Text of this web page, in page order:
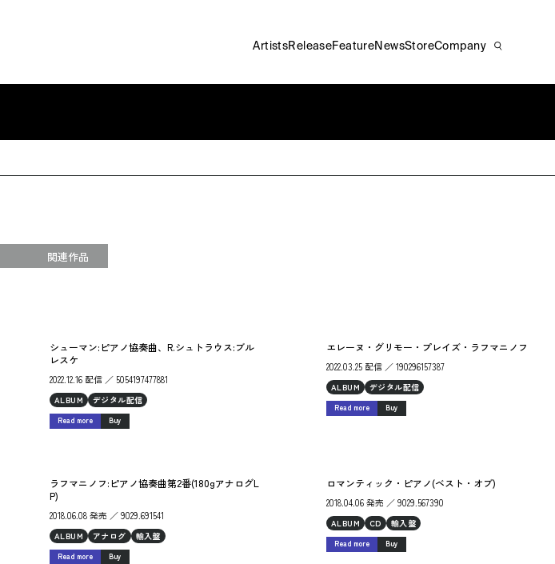
関連作品
シューマン:ピアノ協奏曲、R.シュトラウス:ブル
レスケ
2022.12.16 配信 ／ 5054197477881
ALBUM デジタル配信
Read more Buy
エレーヌ・グリモー・プレイズ・ラフマニノフ
2022.03.25 配信 ／ 190296157387
ALBUM デジタル配信
Read more Buy
ラフマニノフ:ピアノ協奏曲第2番(180gアナログL
P)
2018.06.08 発売 ／ 9029.691541
ALBUM アナログ 輸入盤
Read more Buy
ロマンティック・ピアノ(ベスト・オブ)
2018.04.06 発売 ／ 9029.567390
ALBUM CD 輸入盤
Read more Buy
ArtistsReleaseFeature NewsStoreCompany